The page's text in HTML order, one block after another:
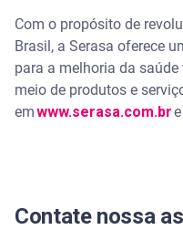
Com o propósito de
Brasil, a Serasa oferece
para a melhoria da
meio de produtos e
emwww.serasa.com.br
Contate nossa